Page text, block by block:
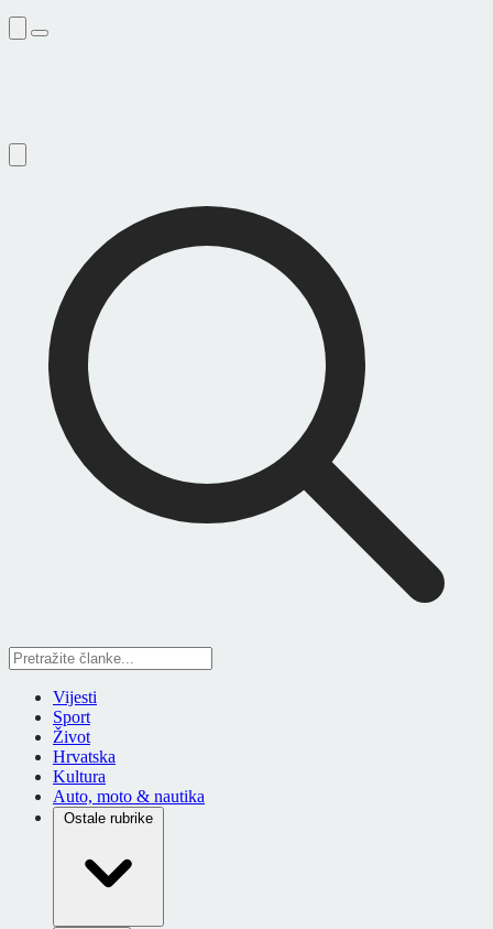
Vijesti
Sport
Život
Hrvatska
Kultura
Auto, moto & nautika
Ostale rubrike